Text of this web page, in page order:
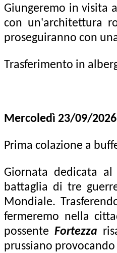
Giungeremo in visita
con un'architettura
proseguiranno con
Trasferimento in
Mercoledì 23/09/2026
Prima colazione a
Giornata dedicata
battaglia di tre
Mondiale.
fermeremo nella
possente Fortezza
prussiano